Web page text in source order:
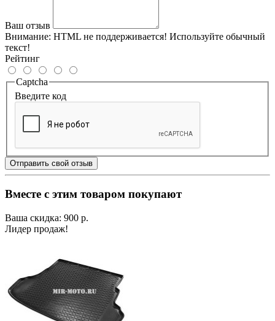
Ваш отзыв
Внимание: HTML не поддерживается! Используйте обычный
текст!
Рейтинг
Captcha
Введите код
Отправить свой отзыв
Вместе с этим товаром покупают
Ваша скидка: 900 р.
Лидер продаж!